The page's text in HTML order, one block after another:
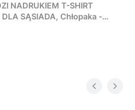
NADRUKIEM T-SHIRT
SĄSIADA, Chłopaka -